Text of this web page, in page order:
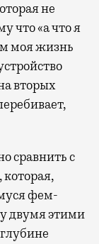
не
что «а что я
моя жизнь
вторых
сравнить с
фем-
двумя этими